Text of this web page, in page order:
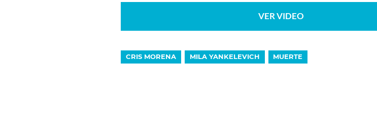
VER VIDEO
CRIS MORENA MILA YANKELEVICH MUERTE